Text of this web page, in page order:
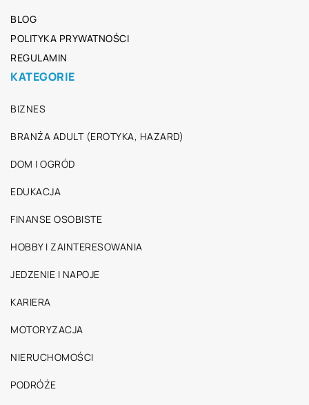
BLOG
POLITYKA PRYWATNOŚCI
REGULAMIN
KATEGORIE
BIZNES
BRANŻA ADULT (EROTYKA, HAZARD)
DOM I OGRÓD
EDUKACJA
FINANSE OSOBISTE
HOBBY I ZAINTERESOWANIA
JEDZENIE I NAPOJE
KARIERA
MOTORYZACJA
NIERUCHOMOŚCI
PODRÓŻE